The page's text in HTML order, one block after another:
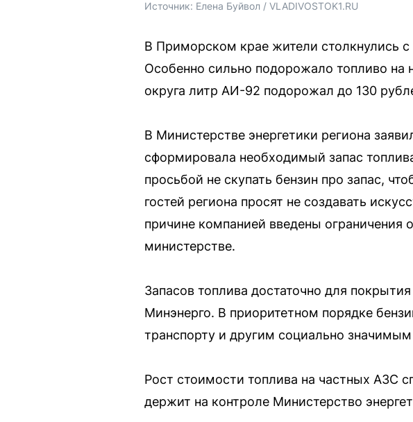
Источник: Елена Буйвол / VLADIVOSTOK1.RU
В Приморском крае жители столкнулись с
Особенно сильно подорожало топливо на
округа литр АИ-92 подорожал до 130
В Министерстве энергетики региона
сформировала необходимый запас
просьбой не скупать бензин про запас,
гостей региона просят не создавать
причине компанией введены
министерстве.
Запасов топлива достаточно для
Минэнерго. В приоритетном порядке
транспорту и другим социально
Рост стоимости топлива на частных АЗС
держит на контроле Министерство